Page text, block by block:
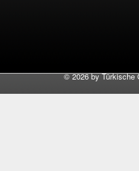
©2026 by Türkische